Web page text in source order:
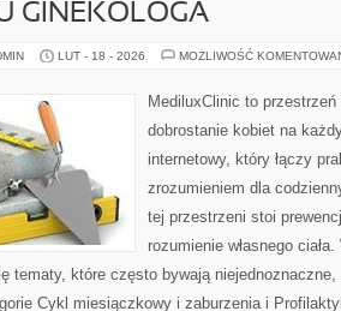
GINEKOLOGA
LUT - 18 - 2026 MOŻLIWOŚĆ
MediluxClinic to
dobrostanie kobiet na
internetowy, który łączy
zrozumieniem dla
tej przestrzeni stoi
rozumienie własnego
tematy, które często bywają
Cykl miesiączkowy i zaburzenia i